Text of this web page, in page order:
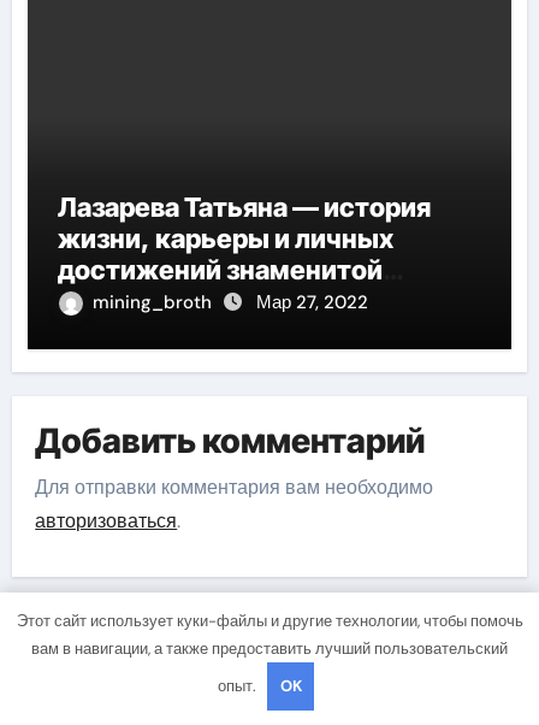
Лазарева Татьяна — история
жизни, карьеры и личных
достижений знаменитой
актрисы, восходящей на олимп
mining_broth Мар 27, 2022
Добавить комментарий
Для отправки комментария вам необходимо
авторизоваться.
Поиск
Этот сайт использует куки-файлы и другие технологии, чтобы помочь
вам в навигации, а также предоставить лучший пользовательский
опыт.
OK